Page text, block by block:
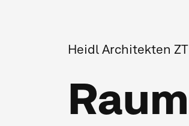
Heidl Architekten ZT